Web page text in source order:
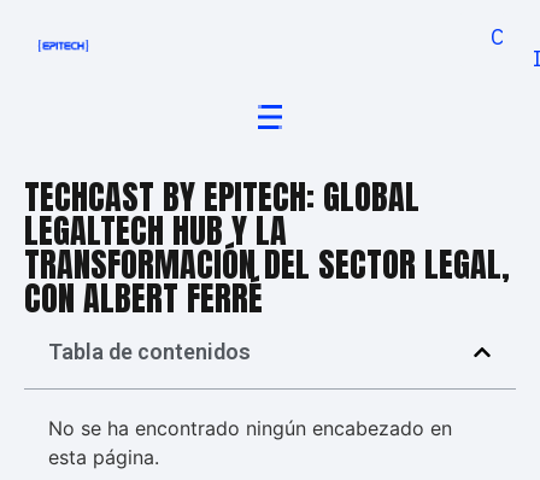
TECHCAST BY EPITECH: GLOBAL
LEGALTECH HUB Y LA
TRANSFORMACIÓN DEL SECTOR LEGAL,
CON ALBERT FERRÉ
Tabla de contenidos
No se ha encontrado ningún encabezado en
esta página.